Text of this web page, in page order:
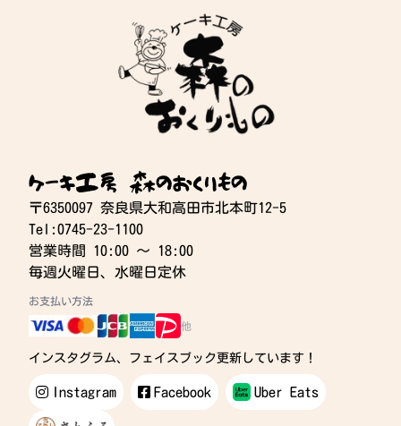
ケーキ工房 森のおくりもの
〒6350097 奈良県大和高田市北本町12-5
Tel:0745-23-1100
営業時間 10:00 〜 18:00
毎週火曜日、水曜日定休
お支払い方法
他
インスタグラム、フェイスブック更新しています！
Instagram Facebook Uber Eats